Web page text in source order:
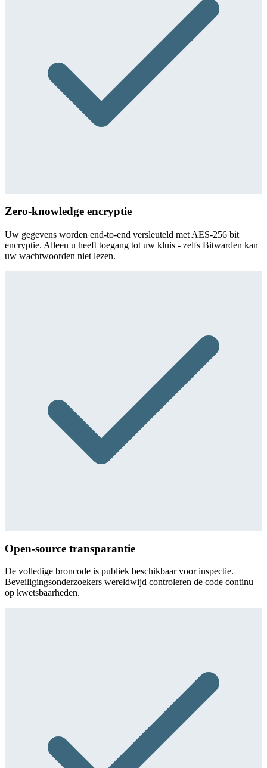
Zero-knowledge encryptie
Uw gegevens worden end-to-end versleuteld met AES-256 bit
encryptie. Alleen u heeft toegang tot uw kluis - zelfs Bitwarden kan
uw wachtwoorden niet lezen.
Open-source transparantie
De volledige broncode is publiek beschikbaar voor inspectie.
Beveiligingsonderzoekers wereldwijd controleren de code continu
op kwetsbaarheden.